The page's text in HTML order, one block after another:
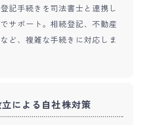
記手続きを司法書士と連携し
サポート。相続登記、不動産
ど、複雑な手続きに対応しま
による自社株対策